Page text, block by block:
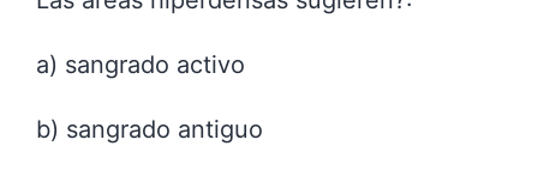
a) sangrado activo
b) sangrado antiguo